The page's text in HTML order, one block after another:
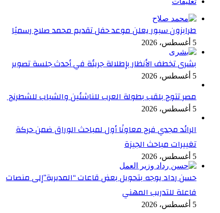
طرابزون سبور يعلن موعد حفل تقديم محمد صلاح رسميًا
5 أغسطس، 2026
بشرى تخطف الأنظار بإطلالة جريئة في أحدث جلسة تصوير
5 أغسطس، 2026
مصر تتوج بلقب بطولة العرب للناشئين والشباب للشطرنج
5 أغسطس، 2026
الرائد مجدي فرج معاونًا أول لمباحث الوراق ضمن حركة
تغييرات مباحث الجيزة
5 أغسطس، 2026
حسن رداد يوجه بتحويل بعض قاعات “المديرية”إلى منصات
فاعلة للتدريب المهني
5 أغسطس، 2026